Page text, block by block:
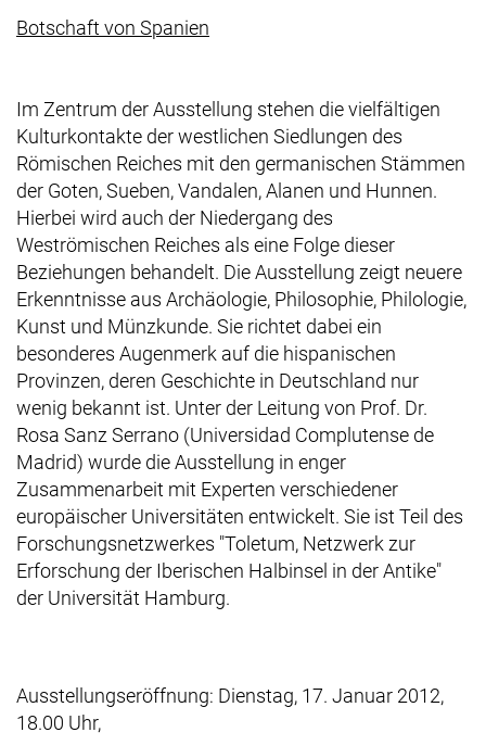
Botschaft von Spanien
Im Zentrum der Ausstellung stehen die vielfältigen
Kulturkontakte der westlichen Siedlungen des
Römischen Reiches mit den germanischen Stämmen
der Goten, Sueben, Vandalen, Alanen und Hunnen.
Hierbei wird auch der Niedergang des
Weströmischen Reiches als eine Folge dieser
Beziehungen behandelt. Die Ausstellung zeigt neuere
Erkenntnisse aus Archäologie, Philosophie, Philologie,
Kunst und Münzkunde. Sie richtet dabei ein
besonderes Augenmerk auf die hispanischen
Provinzen, deren Geschichte in Deutschland nur
wenig bekannt ist. Unter der Leitung von Prof. Dr.
Rosa Sanz Serrano (Universidad Complutense de
Madrid) wurde die Ausstellung in enger
Zusammenarbeit mit Experten verschiedener
europäischer Universitäten entwickelt. Sie ist Teil des
Forschungsnetzwerkes "Toletum, Netzwerk zur
Erforschung der Iberischen Halbinsel in der Antike"
der Universität Hamburg.
Ausstellungseröffnung: Dienstag, 17. Januar 2012,
18.00 Uhr,